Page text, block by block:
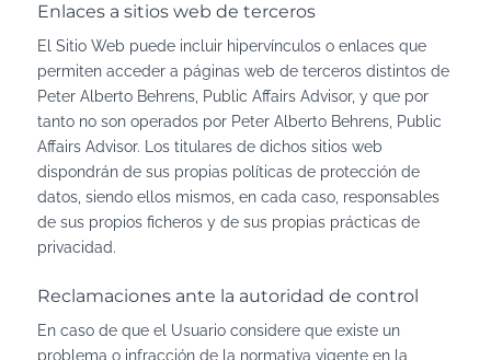
Enlaces a sitios web de terceros
El Sitio Web puede incluir hipervínculos o enlaces que
permiten acceder a páginas web de terceros distintos de
Peter Alberto Behrens, Public Affairs Advisor, y que por
tanto no son operados por Peter Alberto Behrens, Public
Affairs Advisor. Los titulares de dichos sitios web
dispondrán de sus propias políticas de protección de
datos, siendo ellos mismos, en cada caso, responsables
de sus propios ficheros y de sus propias prácticas de
privacidad.
Reclamaciones ante la autoridad de control
En caso de que el Usuario considere que existe un
problema o infracción de la normativa vigente en la